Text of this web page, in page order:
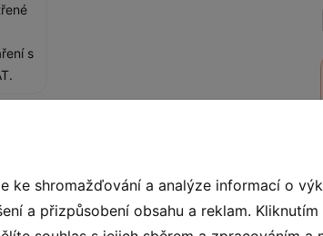
s
dětského hřiště v parku, ve
konstrukce pružinové
ke shromažďování a analýze informací o
a přizpůsobení obsahu a reklam. Kliknutím